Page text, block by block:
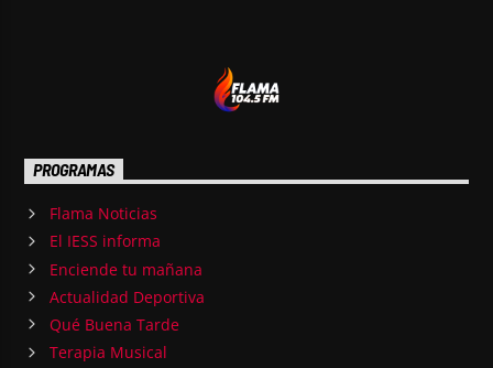
PROGRAMAS
Flama Noticias
El IESS informa
Enciende tu mañana
Actualidad Deportiva
Qué Buena Tarde
Terapia Musical